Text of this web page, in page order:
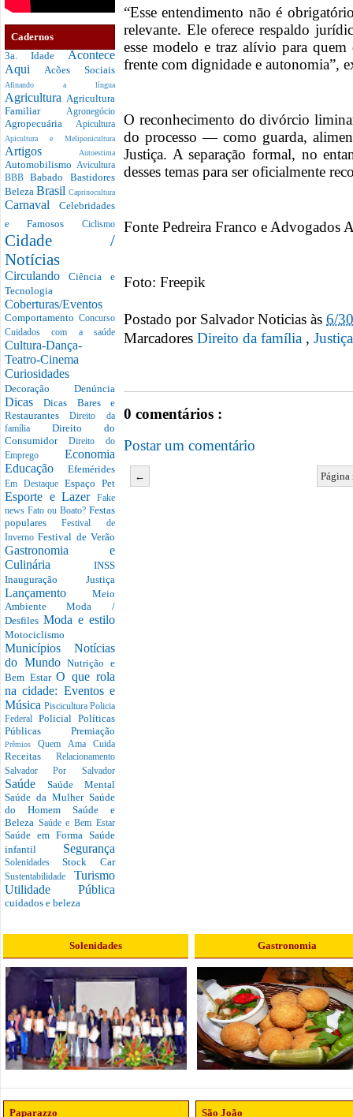
Cadernos
3a. Idade Acontece
Aqui Acões Sociais
Afinando a língua
Agricultura Agricultura
Familiar Agronegócio
Agropecuária Apicultura
Apicultura e Meliponicultura
Artigos Autoestima
Automobilismo Avicultura
BBBBabado Bastidores
Beleza Brasil Caprinocultura
Carnaval Celebridades
e Famosos Ciclismo
Cidade /
Notícias
CirculandoCiência e
Tecnologia
Coberturas/Eventos
Comportamento Concurso
Cuidados com a saúde
Cultura-Dança-
Teatro-Cinema
Curiosidades
Decoração Denúncia
DicasDicas Bares e
RestaurantesDireito da
família Direito do
Consumidor Direito do
Emprego Economia
Educação Efemérides
Em Destaque Espaço Pet
Esporte e Lazer
Fake
news Fato ou Boato? Festas
popularesFestival de
InvernoFestival de Verão
Gastronomia e
Culinária INSS
Inauguração Justiça
Lançamento Meio
AmbienteModa /
Desfiles Moda e estilo
Motociclismo
Municípios Notícias
do MundoNutrição e
Bem EstarO que rola
na cidade: Eventos e
Música Piscicultura Policia
Federal Policial Políticas
Públicas Premiação
PrêmiosQuem Ama Cuida
Receitas Relacionamento
Salvador Por Salvador
Saúde Saúde Mental
Saúde da Mulher Saúde
do Homem Saúde e
Beleza Saúde e Bem Estar
Saúde em Forma Saúde
infantil Segurança
SolenidadesStock Car
Sustentabilidade Turismo
Utilidade Pública
cuidados e beleza
“Esse entendimento não é
relevante. Ele oferece respaldo
esse modelo e traz alívio para
frente com dignidade e autonomia”,
O reconhecimento do divórcio
do processo — como guarda,
Justiça. A separação formal, no
desses temas para ser oficialmente
Fonte Pedreira Franco e Advogados
Foto: Freepik
Postado por Salvador Noticias às 6/
Marcadores Direito da família , Justiça
0 comentários :
Postar um comentário
←
Solenidades Gastronomia
Paparazzo São João